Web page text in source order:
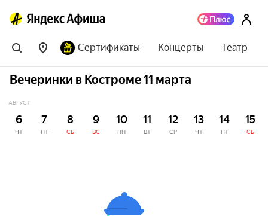
Сертификаты Концерты Театр
Вечеринки в Костроме 11 марта
АВГУСТ
6
ЧТ
7
ПТ
8
СБ
9
ВС
10
ПН
11
ВТ
12
СР
13
ЧТ
14
ПТ
15
СБ